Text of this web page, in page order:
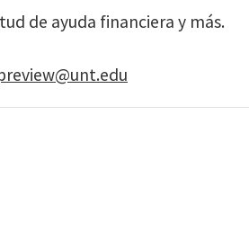
de ayuda financiera y más.